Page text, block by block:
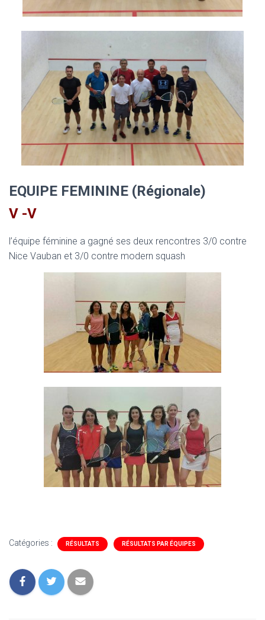
EQUIPE FEMININE (Régionale)
V -V
l’équipe féminine a gagné ses deux rencontres 3/0 contre
Nice Vauban et 3/0 contre modern squash
Catégories : RÉSULTATS RÉSULTATS PAR ÉQUIPES